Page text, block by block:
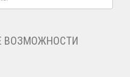
ВОЗМОЖНОСТИ